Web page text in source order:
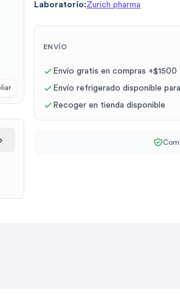
Laboratorio:Zurich pharma
ENVÍO
Envío gratis en compras
Envío refrigerado disponible
Recoger en tienda disponible